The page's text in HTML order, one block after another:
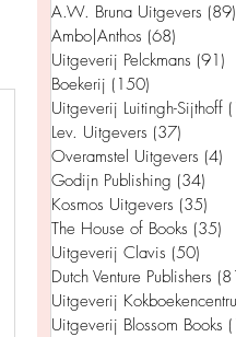
A.W. Bruna Uitgevers (89)
Ambo|Anthos (68)
Uitgeverij Pelckmans (91)
Boekerij (150)
Uitgeverij Luitingh-Sijthoff
Lev. Uitgevers (37)
Overamstel Uitgevers (4)
Godijn Publishing (34)
Kosmos Uitgevers (35)
The House of Books (35)
Uitgeverij Clavis (50)
Dutch Venture Publishers
Uitgeverij
Uitgeverij Blossom Books